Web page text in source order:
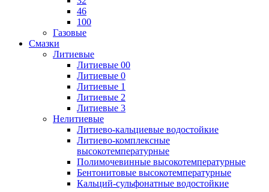
46
100
Газовые
Смазки
Литиевые
Литиевые 00
Литиевые 0
Литиевые 1
Литиевые 2
Литиевые 3
Нелитиевые
Литиево-кальциевые водостойкие
Литиево-комплексные
высокотемпературные
Полимочевинные высокотемпературные
Бентонитовые высокотемпературные
Кальций-сульфонатные водостойкие